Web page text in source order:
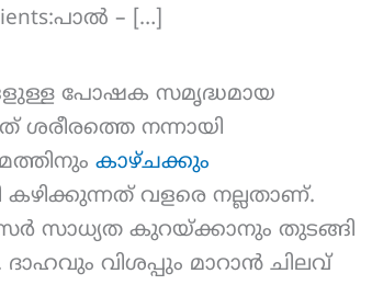
– […]
പോഷക സമൃദ്ധമായ
ശരീരത്തെ നന്നായി
കാഴ്ചക്കും
കഴിക്കുന്നത് വളരെ നല്ലതാണ്.
സാധ്യത കുറയ്ക്കാനും തുടങ്ങി
വിശപ്പും മാറാൻ ചിലവ്